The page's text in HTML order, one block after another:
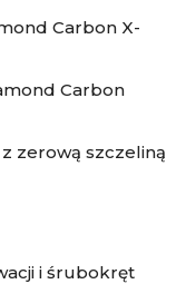
Carbon X-
Carbon
zerową szczeliną
i śrubokręt